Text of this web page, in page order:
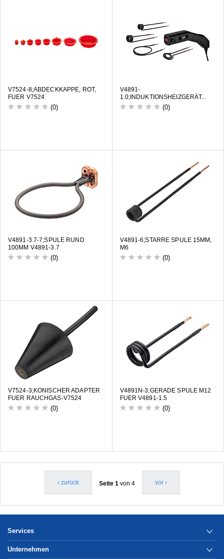
V7524-8;ABDECKKAPPE, ROT,
FUER V7524
(0)
V4891-
1.0;INDUKTIONSHEIZGERÄT...
(0)
V4891-3.7-7;SPULE RUND
100MM V4891-3.7
(0)
V4891-6;STARRE SPULE 15MM,
M6
(0)
V7524-3;KONISCHER ADAPTER
FUER RAUCHGAS-V7524
(0)
V4891N-3;GERADE SPULE M12
FUER V4891-1.5
(0)
‹ zurück Seite 1von 4 vor ›
Services
Unternehmen